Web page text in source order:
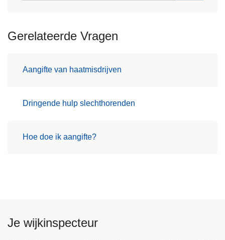
Gerelateerde Vragen
Aangifte van haatmisdrijven
Dringende hulp slechthorenden
Hoe doe ik aangifte?
Je wijkinspecteur